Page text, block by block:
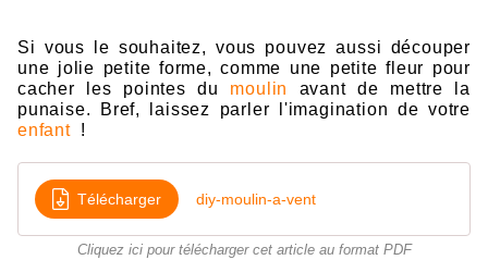
Si vous le souhaitez, vous pouvez aussi découper
une jol ie petite forme, comme une petitefl eur pour
cacher les pointes du moulin
avant de mettre la
punaise. Bref, laissez parler l'imagination de votre
enfant!
Télécharger diy-moulin-a-vent
Cliquez ici pour télécharger cet article au format PDF